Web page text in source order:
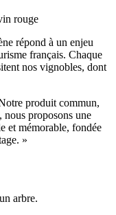
répond à un enjeu
français. Chaque
nos vignobles, dont
produit commun,
nous proposons une
et mémorable, fondée
»